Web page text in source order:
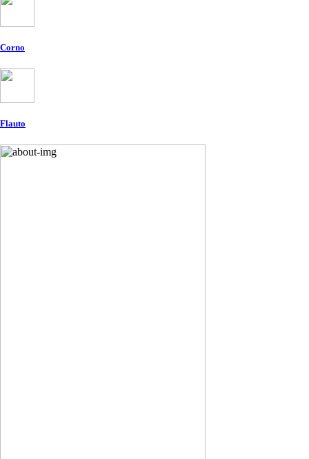
Corno
Flauto